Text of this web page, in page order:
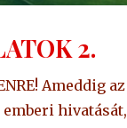
2.
Ameddig az
hivatását,